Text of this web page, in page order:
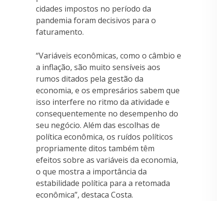
cidades impostos no período da
pandemia foram decisivos para o
faturamento.
“Variáveis econômicas, como o câmbio e
a inflação, são muito sensíveis aos
rumos ditados pela gestão da
economia, e os empresários sabem que
isso interfere no ritmo da atividade e
consequentemente no desempenho do
seu negócio. Além das escolhas de
política econômica, os ruídos políticos
propriamente ditos também têm
efeitos sobre as variáveis da economia,
o que mostra a importância da
estabilidade política para a retomada
econômica”, destaca Costa.